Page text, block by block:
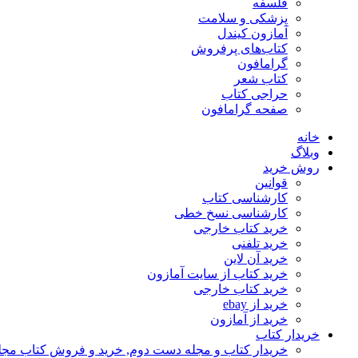
فلسفه
پزشکی و سلامت
آمازون کیندل
کتاب‌های پرفروش
گرامافون
کتاب شعر
حراجی کتاب
صفحه گرامافون
خانه
وبلاگ
روش خرید
قوانین
کارشناسی کتاب
کارشناسی نسخ خطی
خرید کتاب خارجی
خرید تلفنی
خرید آن لاین
خرید کتاب از سایت آمازون
خرید کتاب خارجی
خرید از ebay
خرید از آمازون
خریدار کتاب
خریدار کتاب و مجله دست دوم, خرید و فروش کتاب